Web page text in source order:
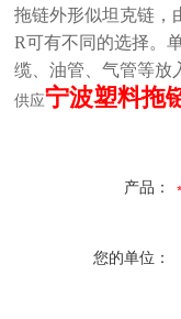
拖链外形似坦克链，
R可有不同的选择。
缆、油管、气管等放
供应宁波塑料拖
产品：
您的单位：